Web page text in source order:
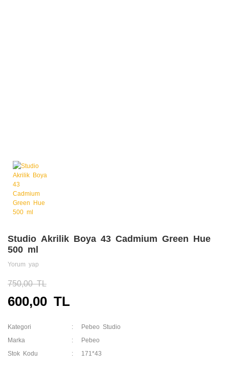
Studio Akrilik Boya 43 Cadmium Green Hue
500 ml
Yorum yap
750,00 TL
600,00 TL
Kategori Pebeo Studio
Marka Pebeo
Stok Kodu 171*43